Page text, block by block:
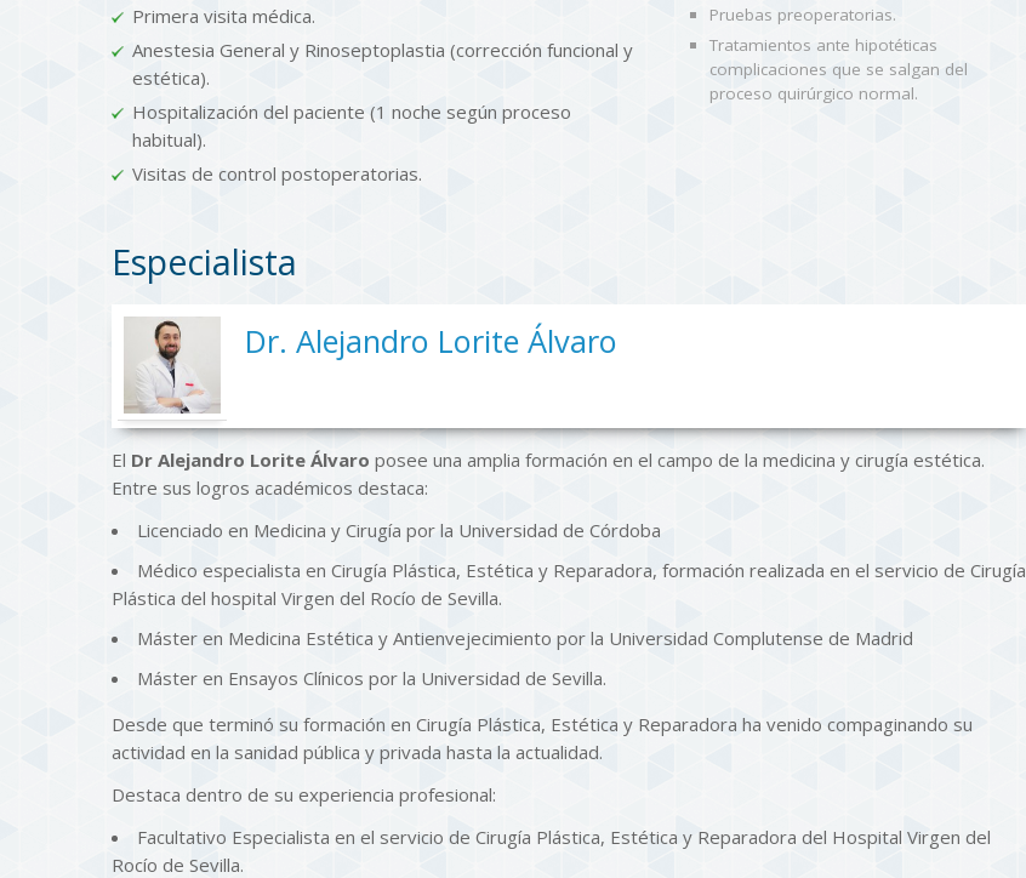
Primera visita médica.
Anestesia General y Rinoseptoplastia (corrección funcional y
estética).
Hospitalización del paciente (1 noche según proceso
habitual).
Visitas de control postoperatorias.
Pruebas preoperatorias.
Tratamientos ante hipotéticas
complicaciones que se salgan del
proceso quirúrgico normal.
Especialista
Dr. Alejandro Lorite Álvaro
El Dr Alejandro Lorite Álvaro posee una amplia formación en el campo de la medicina y cirugía estética.
Entre sus logros académicos destaca:
Licenciado en Medicina y Cirugía por la Universidad de Córdoba
Médico especialista en Cirugía Plástica, Estética y Reparadora, formación realizada en el servicio de Cirugía
Plástica del hospital Virgen del Rocío de Sevilla.
Máster en Medicina Estética y Antienvejecimiento por la Universidad Complutense de Madrid
Máster en Ensayos Clínicos por la Universidad de Sevilla.
Desde que terminó su formación en Cirugía Plástica, Estética y Reparadora ha venido compaginando su
actividad en la sanidad pública y privada hasta la actualidad.
Destaca dentro de su experiencia profesional:
Facultativo Especialista en el servicio de Cirugía Plástica, Estética y Reparadora del Hospital Virgen del
Rocío de Sevilla.